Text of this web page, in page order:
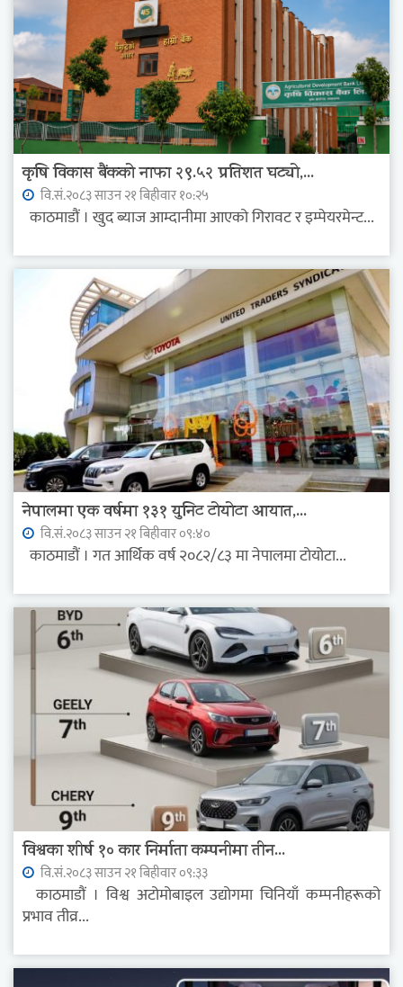
कृषि विकास बैंकको नाफा २९.५२ प्रतिशत घट्यो,...
वि.सं.२०८३ साउन २१ बिहीवार १०:२५
काठमाडौं । खुद ब्याज आम्दानीमा आएको गिरावट र इम्पेयरमेन्ट...
नेपालमा एक वर्षमा १३१ युनिट टोयोटा आयात,...
वि.सं.२०८३ साउन २१ बिहीवार ०९:४०
काठमाडौं । गत आर्थिक वर्ष २०८२/८३ मा नेपालमा टोयोटा...
विश्वका शीर्ष १० कार निर्माता कम्पनीमा तीन...
वि.सं.२०८३ साउन २१ बिहीवार ०९:३३
काठमाडौं । विश्व अटोमोबाइल उद्योगमा चिनियाँ कम्पनीहरूको
प्रभाव तीव्र...